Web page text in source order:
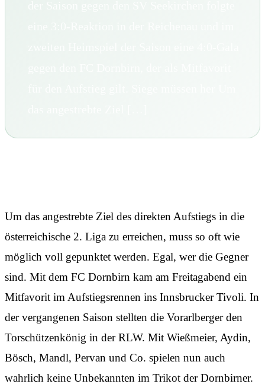
Um das angestrebte Ziel des direkten Aufstiegs in die
österreichische 2. Liga zu erreichen, muss so oft wie
möglich voll gepunktet werden. Egal, wer die Gegner
sind. Mit dem FC Dornbirn kam am Freitagabend ein
Mitfavorit im Aufstiegsrennen ins Innsbrucker Tivoli. In
der vergangenen Saison stellten die Vorarlberger den
Torschützenkönig in der RLW. Mit Wießmeier, Aydin,
Bösch, Mandl, Pervan und Co. spielen nun auch
wahrlich keine Unbekannten im Trikot der Dornbirner.